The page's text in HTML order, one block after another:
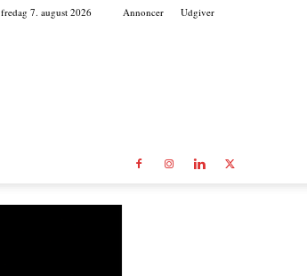
fredag 7. august 2026 Annoncer Udgiver